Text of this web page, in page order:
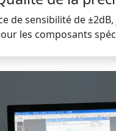
de sensibilité de
les composants